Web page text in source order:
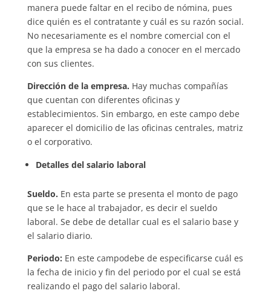
manera puede faltar en el recibo de nómina, pues
dice quién es el contratante y cuál es su razón social.
No necesariamente es el nombre comercial con el
que la empresa se ha dado a conocer en el mercado
con sus clientes.
Dirección de la empresa. Hay muchas compañías
que cuentan con diferentes oficinas y
establecimientos. Sin embargo, en este campo debe
aparecer el domicilio de las oficinas centrales, matriz
o el corporativo.
Detalles del salario laboral
Sueldo. En esta parte se presenta el monto de pago
que se le hace al trabajador, es decir el sueldo
laboral. Se debe de detallar cual es el salario base y
el salario diario.
Periodo: En este campodebe de especificarse cuál es
la fecha de inicio y fin del periodo por el cual se está
realizando el pago del salario laboral.